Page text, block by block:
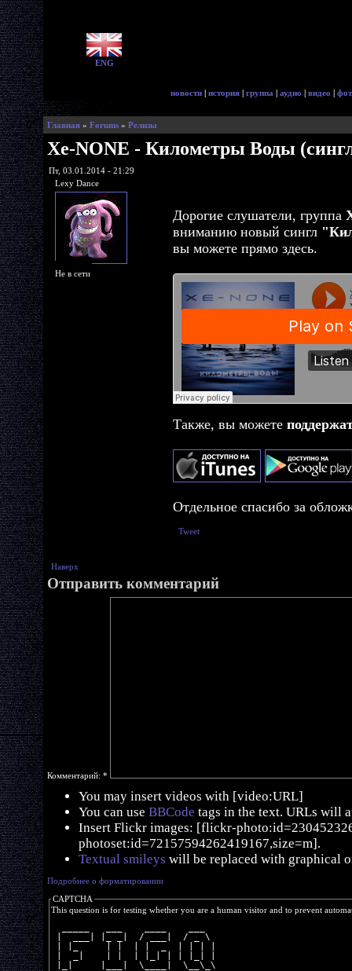
ENG
новости | история | группа | аудио | видео |
Главная » Forums » Релизы
Xe-NONE - Километры Воды
Пт, 03.01.2014 - 21:29
Lexy Dance
Не в сети
Дорогие слушатели, группа
вниманию новый сингл
вы можете прямо здесь.
Также, вы можете
Отдельное спасибо за
Tweet
Наверх
Отправить комментарий
Комментарий: *
You may insert videos with [video:URL]
You can use BBCode tags in the text. URLs will
Insert Flickr images: [flickr-
photoset:id=72157594262419167,size=m].
Textual smileys will be replaced with graphical
Подробнее о форматировании
CAPTCHA
This question is for testing whether you are a human visitor and to prevent
|  ___| |_ _|  / ___|  / _ \
|_|     |___|  \____|  \__\_\